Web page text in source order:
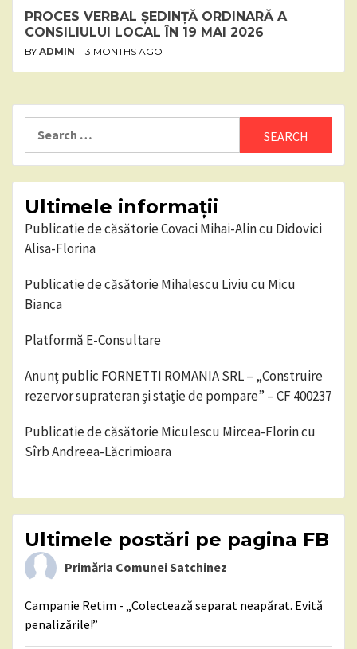
PROCES VERBAL ȘEDINȚĂ ORDINARĂ A
CONSILIULUI LOCAL ÎN 19 MAI 2026
BY ADMIN 3 MONTHS AGO
Ultimele informații
Publicatie de căsătorie Covaci Mihai-Alin cu Didovici
Alisa-Florina
Publicatie de căsătorie Mihalescu Liviu cu Micu
Bianca
Platformă E-Consultare
Anunț public FORNETTI ROMANIA SRL – „Construire
rezervor suprateran și stație de pompare” – CF 400237
Publicatie de căsătorie Miculescu Mircea-Florin cu
Sîrb Andreea-Lăcrimioara
Ultimele postări pe pagina FB
Primăria Comunei Satchinez
Campanie Retim - „Colectează separat neapărat. Evită
penalizările!”